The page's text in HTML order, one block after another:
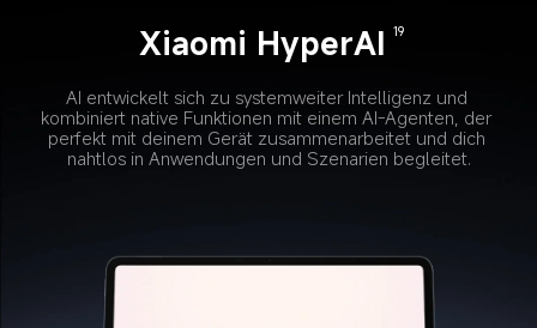
Xiaomi HyperAI 19
AI entwickelt sich zu systemweiter Intelligenz und
kombiniert native Funktionen mit einem AI-Agenten, der
perfekt mit deinem Gerät zusammenarbeitet und dich